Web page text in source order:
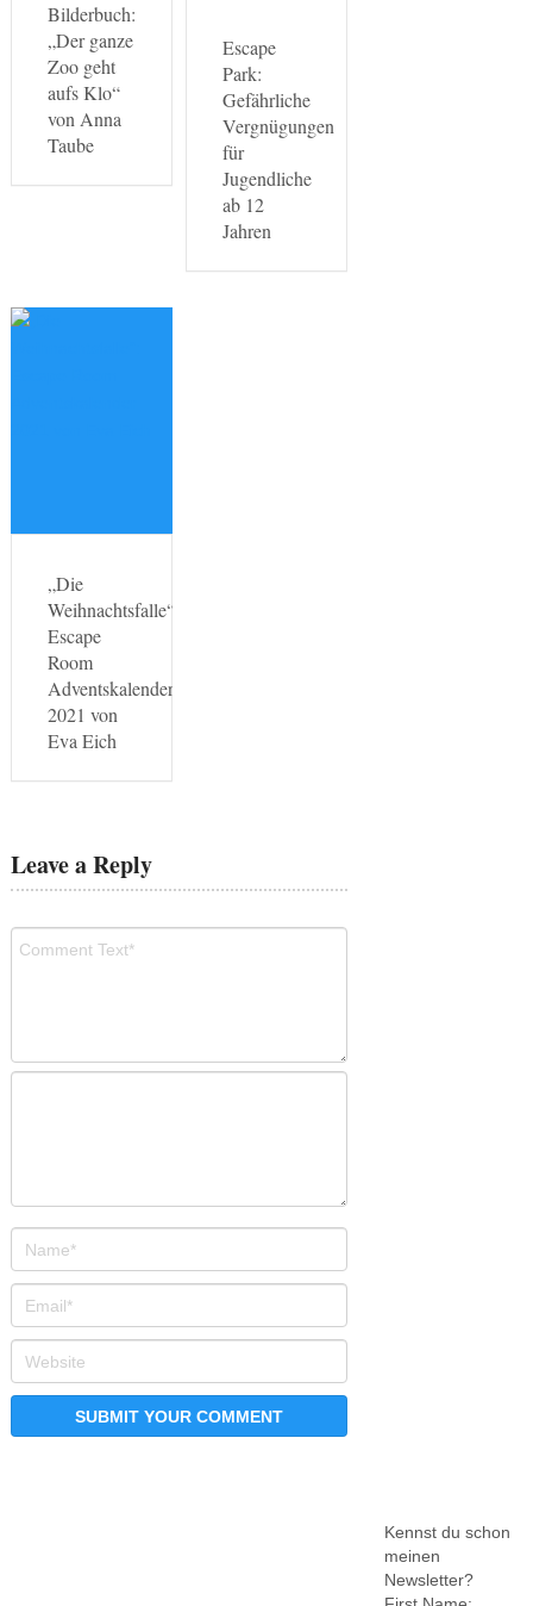
Bilderbuch:
„Der ganze
Zoo geht
aufs Klo“
von Anna
Taube
Escape
Park:
Gefährliche
Vergnügungen
für
Jugendliche
ab 12
Jahren
„Die
Weihnachtsfalle“:
Escape
Room
Adventskalender
2021 von
Eva Eich
Leave a Reply
Kennst du schon
meinen
Newsletter?